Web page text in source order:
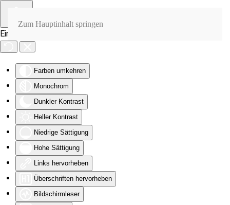
Eingabehilfen öffnen
Farben umkehren
Monochrom
Dunkler Kontrast
Heller Kontrast
Niedrige Sättigung
Hohe Sättigung
Links hervorheben
Überschriften hervorheben
Bildschirmleser
Zum Hauptinhalt springen